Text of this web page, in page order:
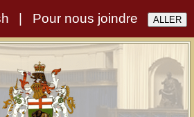
Pour nous joindre